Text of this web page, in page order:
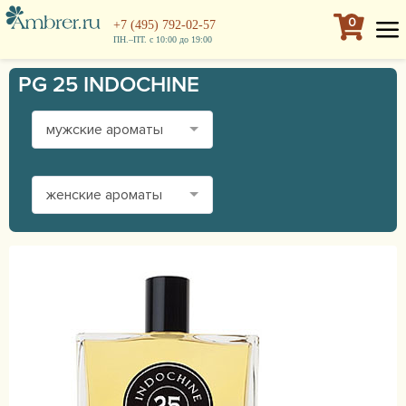
+7 (495) 792-02-57
ПН.–ПТ. с 10:00 до 19:00
0
PG 25 INDOCHINE
мужские ароматы
женские ароматы